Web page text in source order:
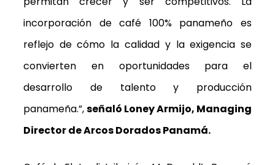
incorporación de café 100% panameño es
reflejo de cómo la calidad y la exigencia se
convierten en oportunidades para el
desarrollo de talento y producción
panameña.”,señaló Loney Armijo, Managing
Director de Arcos Dorados Panamá.